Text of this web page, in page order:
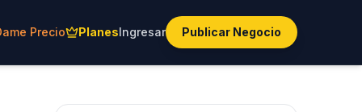
Precio PlanesIngresar Publicar Negocio